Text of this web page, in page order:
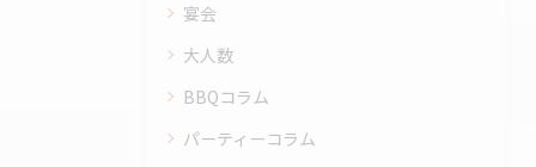
宴会
大人数
BBQコラム
パーティーコラム